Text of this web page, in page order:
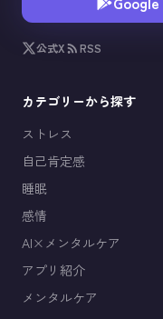
公式X RSS
カテゴリーから探す
ストレス
自己肯定感
睡眠
感情
AI×メンタルケア
アプリ紹介
メンタルケア